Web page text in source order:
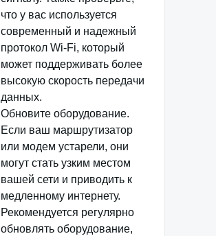
что у вас используется
современный и надежный
протокол Wi-Fi, который
может поддерживать более
высокую скорость передачи
данных.
Обновите оборудование.
Если ваш маршрутизатор
или модем устарели, они
могут стать узким местом
вашей сети и приводить к
медленному интернету.
Рекомендуется регулярно
обновлять оборудование,